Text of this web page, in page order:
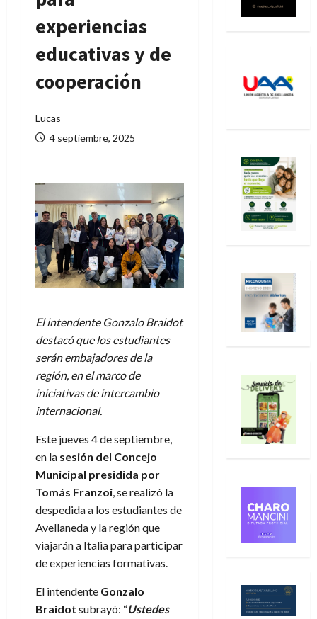
experiencias
educativas y de
cooperación
Lucas
4 septiembre, 2025
El intendente Gonzalo Braidot
destacó que los estudiantes
serán embajadores de la
región, en el marco de
iniciativas de intercambio
internacional.
Este jueves 4 de septiembre,
en la sesión del Concejo
Municipal presidida por
Tomás Franzoi, se realizó la
despedida a los estudiantes de
Avellaneda y la región que
viajarán a Italia para participar
de experiencias formativas.
El intendente Gonzalo
Braidot subrayó: “Ustedes